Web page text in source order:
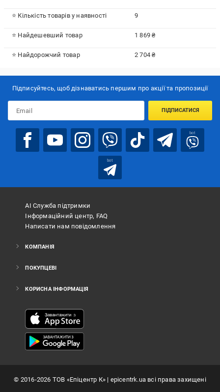
⭐ Кількість товарів у наявності 9
⭐ Найдешевший товар 1 869 ₴
⭐ Найдорожчий товар 2 704 ₴
Підписуйтесь, щоб дізнаватись першим про акції та пропозиції
ПІДПИСАТИСЯ
bot
bot
АІ Служба підтримки
Інформаційний центр, FAQ
Написати нам повідомлення
КОМПАНІЯ
ПОКУПЦЕВІ
КОРИСНА ІНФОРМАЦІЯ
© 2016-2026 ТОВ «Епіцентр К»| epicentrk.ua всі права захищені